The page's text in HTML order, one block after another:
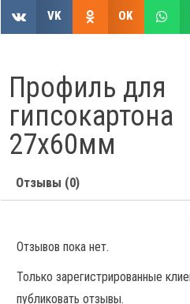
VK OK
Профиль для
гипсокартона
27х60мм
Отзывы (0)
Отзывов пока нет.
Только зарегистрированные
публиковать отзывы.